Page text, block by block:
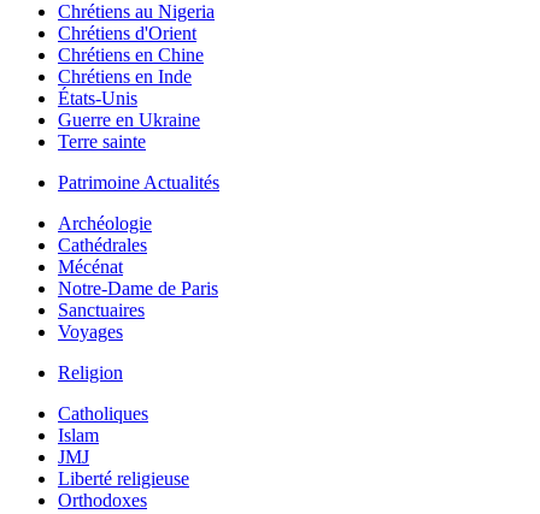
Chrétiens au Nigeria
Chrétiens d'Orient
Chrétiens en Chine
Chrétiens en Inde
États-Unis
Guerre en Ukraine
Terre sainte
Patrimoine Actualités
Archéologie
Cathédrales
Mécénat
Notre-Dame de Paris
Sanctuaires
Voyages
Religion
Catholiques
Islam
JMJ
Liberté religieuse
Orthodoxes